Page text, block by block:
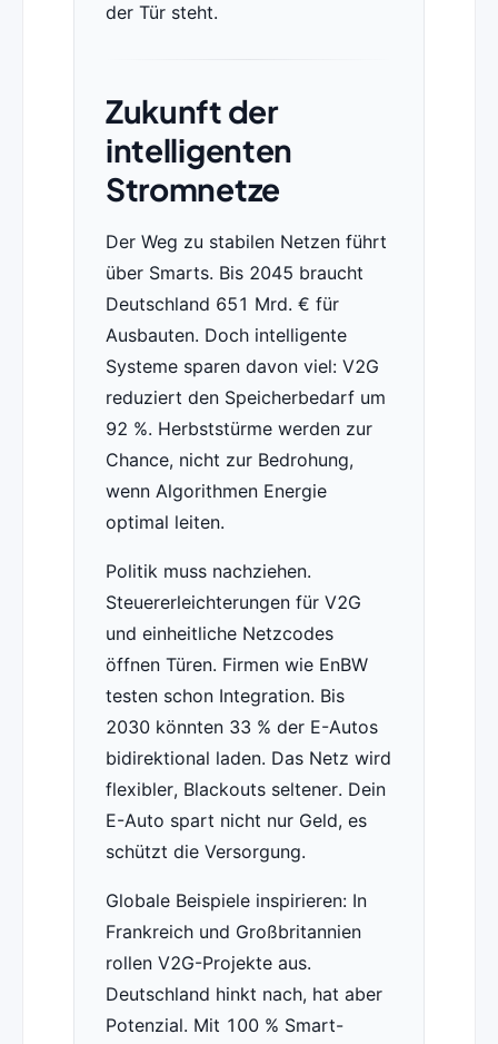
der Tür steht.
Zukunft der
intelligenten
Stromnetze
Der Weg zu stabilen Netzen führt
über Smarts. Bis 2045 braucht
Deutschland 651 Mrd. € für
Ausbauten. Doch intelligente
Systeme sparen davon viel: V2G
reduziert den Speicherbedarf um
92 %. Herbststürme werden zur
Chance, nicht zur Bedrohung,
wenn Algorithmen Energie
optimal leiten.
Politik muss nachziehen.
Steuererleichterungen für V2G
und einheitliche Netzcodes
öffnen Türen. Firmen wie EnBW
testen schon Integration. Bis
2030 könnten 33 % der E-Autos
bidirektional laden. Das Netz wird
flexibler, Blackouts seltener. Dein
E-Auto spart nicht nur Geld, es
schützt die Versorgung.
Globale Beispiele inspirieren: In
Frankreich und Großbritannien
rollen V2G-Projekte aus.
Deutschland hinkt nach, hat aber
Potenzial. Mit 100 % Smart-